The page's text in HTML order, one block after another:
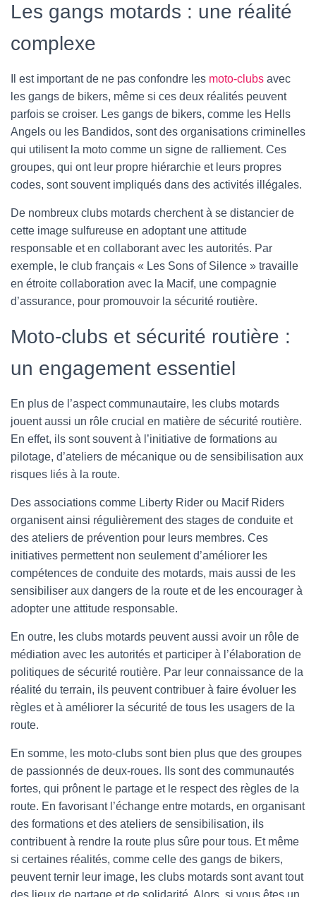
Les gangs motards : une réalité
complexe
Il est important de ne pas confondre les moto-clubs avec
les gangs de bikers, même si ces deux réalités peuvent
parfois se croiser. Les gangs de bikers, comme les Hells
Angels ou les Bandidos, sont des organisations criminelles
qui utilisent la moto comme un signe de ralliement. Ces
groupes, qui ont leur propre hiérarchie et leurs propres
codes, sont souvent impliqués dans des activités illégales.
De nombreux clubs motards cherchent à se distancier de
cette image sulfureuse en adoptant une attitude
responsable et en collaborant avec les autorités. Par
exemple, le club français « Les Sons of Silence » travaille
en étroite collaboration avec la Macif, une compagnie
d’assurance, pour promouvoir la sécurité routière.
Moto-clubs et sécurité routière :
un engagement essentiel
En plus de l’aspect communautaire, les clubs motards
jouent aussi un rôle crucial en matière de sécurité routière.
En effet, ils sont souvent à l’initiative de formations au
pilotage, d’ateliers de mécanique ou de sensibilisation aux
risques liés à la route.
Des associations comme Liberty Rider ou Macif Riders
organisent ainsi régulièrement des stages de conduite et
des ateliers de prévention pour leurs membres. Ces
initiatives permettent non seulement d’améliorer les
compétences de conduite des motards, mais aussi de les
sensibiliser aux dangers de la route et de les encourager à
adopter une attitude responsable.
En outre, les clubs motards peuvent aussi avoir un rôle de
médiation avec les autorités et participer à l’élaboration de
politiques de sécurité routière. Par leur connaissance de la
réalité du terrain, ils peuvent contribuer à faire évoluer les
règles et à améliorer la sécurité de tous les usagers de la
route.
En somme, les moto-clubs sont bien plus que des groupes
de passionnés de deux-roues. Ils sont des communautés
fortes, qui prônent le partage et le respect des règles de la
route. En favorisant l’échange entre motards, en organisant
des formations et des ateliers de sensibilisation, ils
contribuent à rendre la route plus sûre pour tous. Et même
si certaines réalités, comme celle des gangs de bikers,
peuvent ternir leur image, les clubs motards sont avant tout
des lieux de partage et de solidarité. Alors, si vous êtes un